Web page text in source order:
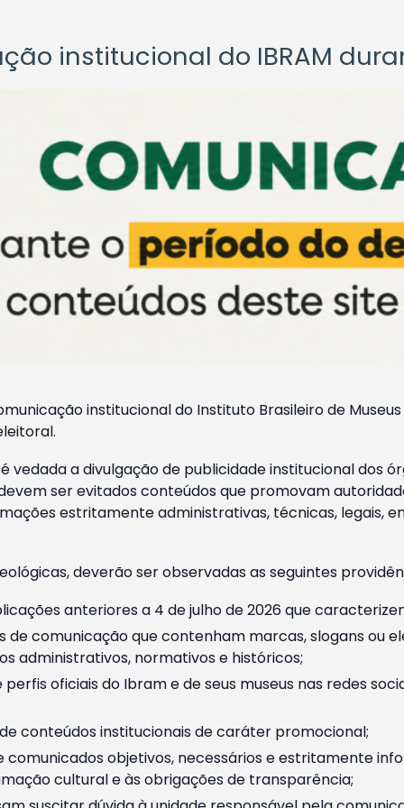
institucional do IBRAM
institucional do Instituto Brasileiro de
vedada a divulgação de publicidade institucional dos
ser evitados conteúdos que promovam
estritamente administrativas, técnicas, legais,
deverão ser observadas as seguintes
anteriores a 4 de julho de 2026 que
de comunicação que contenham marcas, slogans ou
administrativos, normativos e históricos;
oficiais do Ibram e de seus museus nas redes
conteúdos institucionais de caráter promocional;
objetivos, necessários e estritamente
cultural e às obrigações de transparência;